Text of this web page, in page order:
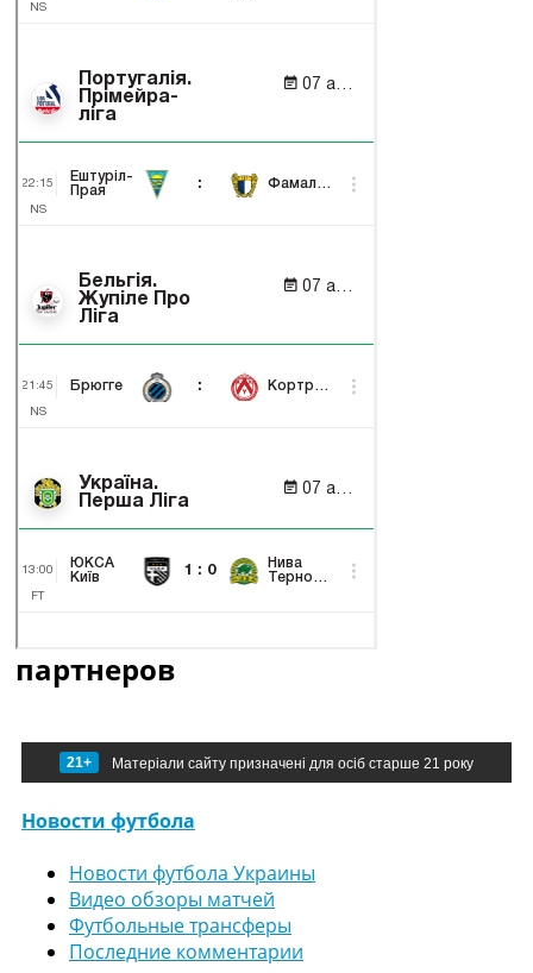
партнеров
21+ Матеріали сайту призначені для осіб старше 21 року
Новости футбола
Новости футбола Украины
Видео обзоры матчей
Футбольные трансферы
Последние комментарии